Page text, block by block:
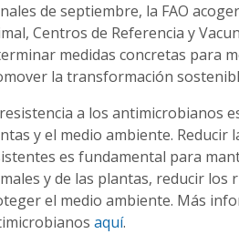
de septiembre, la FAO
Centros de Referencia y
medidas concretas para
la transformación
a los antimicrobianos
y el medio ambiente.
es fundamental para
y de las plantas, reducir
el medio ambiente. Más
aquí.